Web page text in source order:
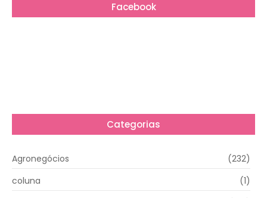
Facebook
Categorias
Agronegócios
(232)
coluna
(1)